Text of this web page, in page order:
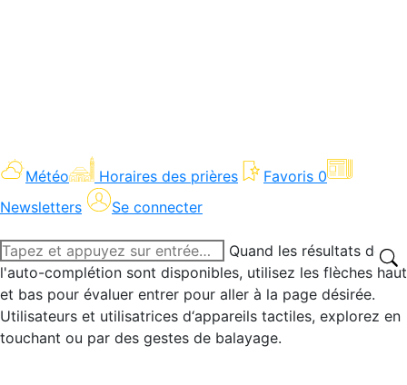
Météo Horaires des prières Favoris 0
Newsletters
Se connecter
Recherche
:
Quand les résultats de
l'auto-complétion sont disponibles, utilisez les flèches haut
et bas pour évaluer entrer pour aller à la page désirée.
Utilisateurs et utilisatrices d‘appareils tactiles, explorez en
touchant ou par des gestes de balayage.